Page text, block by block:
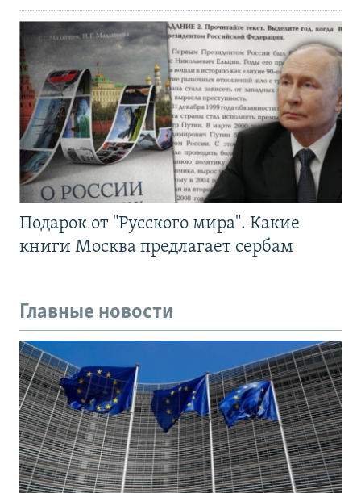
Подарок от "Русского мира". Какие
книги Москва предлагает сербам
Главные новости